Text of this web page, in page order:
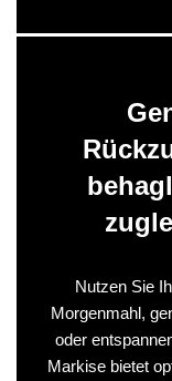
Nutzen Sie
Morgenmahl,
oder
Markise bietet